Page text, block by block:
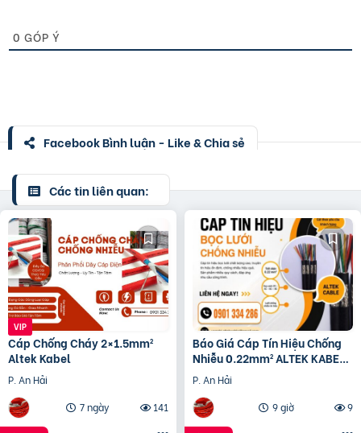
0 GÓP Ý
Facebook Bình luận - Like & Chia sẻ
Các tin liên quan:
Cáp Chống Cháy 2×1.5mm²
Altek Kabel
P. An Hải
7 ngày
141
Báo Giá Cáp Tín Hiệu Chống
Nhiễu 0.22mm² ALTEK KABEL |
Đồng Nguyên Chất 100%
P. An Hải
9 giờ
9